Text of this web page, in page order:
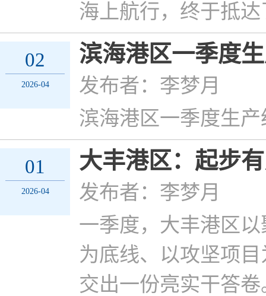
海上航行，终于抵
02
2026-04
滨海港区一季度
发布者：李梦月
滨海港区一季度生
01
2026-04
大丰港区：起步
发布者：李梦月
一季度，大丰港区
为底线、以攻坚项
交出一份亮实干答